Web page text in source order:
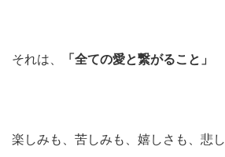
それは、 「全ての愛と繋がること」
楽しみも、苦しみも、嬉しさも、悲